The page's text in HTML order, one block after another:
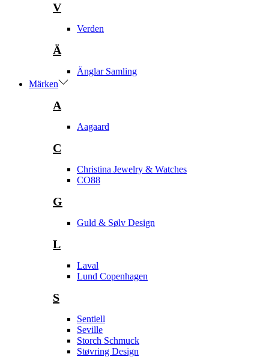
V
Verden
Ä
Änglar Samling
Märken
A
Aagaard
C
Christina Jewelry & Watches
CO88
G
Guld & Sølv Design
L
Laval
Lund Copenhagen
S
Sentiell
Seville
Storch Schmuck
Støvring Design